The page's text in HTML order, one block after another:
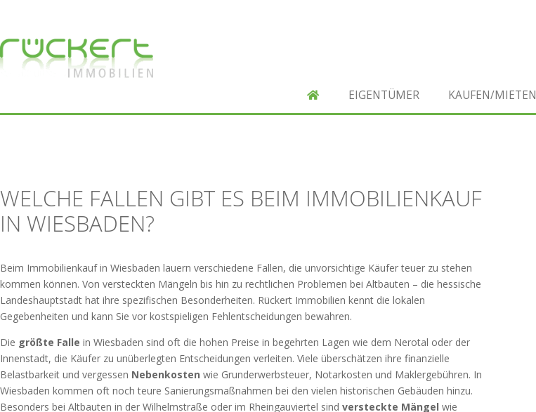
EIGENTÜMER KAUFEN/MIETEN
WELCHE FALLEN GIBT ES BEIM IMMOBILIENKAUF
IN WIESBADEN?
Beim Immobilienkauf in Wiesbaden lauern verschiedene Fallen, die unvorsichtige Käufer teuer zu stehen
kommen können. Von versteckten Mängeln bis hin zu rechtlichen Problemen bei Altbauten – die hessische
Landeshauptstadt hat ihre spezifischen Besonderheiten. Rückert Immobilien kennt die lokalen
Gegebenheiten und kann Sie vor kostspieligen Fehlentscheidungen bewahren.
Die größte Falle in Wiesbaden sind oft die hohen Preise in begehrten Lagen wie dem Nerotal oder der
Innenstadt, die Käufer zu unüberlegten Entscheidungen verleiten. Viele überschätzen ihre finanzielle
Belastbarkeit und vergessen Nebenkosten wie Grunderwerbsteuer, Notarkosten und Maklergebühren. In
Wiesbaden kommen oft noch teure Sanierungsmaßnahmen bei den vielen historischen Gebäuden hinzu.
Besonders bei Altbauten in der Wilhelmstraße oder im Rheingauviertel sind versteckte Mängel wie